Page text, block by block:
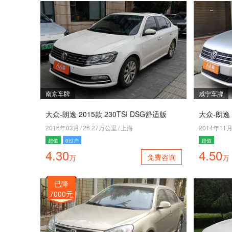
南京车牌
大众-朗逸 2015款 230TSI DSG舒适版
2016年03月 /26.27万公里 / 上海
超值 0过户
4.30万 免费咨询
咸宁车牌
2014年11月
超值
4.50万
已降
7000元